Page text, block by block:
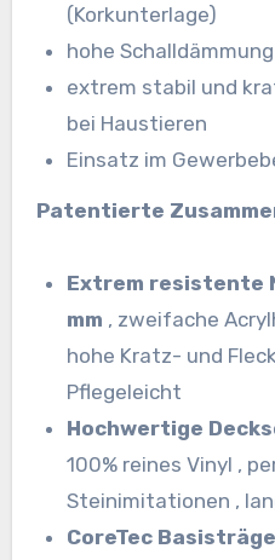
(Korkunterlage)
hohe Schalldämmung
extrem stabil und
bei Haustieren
Einsatz im
Patentierte
Extrem resistente
mm , zweifache
hohe Kratz- und
Pflegeleicht
Hochwertige
100% reines Vinyl ,
Steinimitationen ,
CoreTec